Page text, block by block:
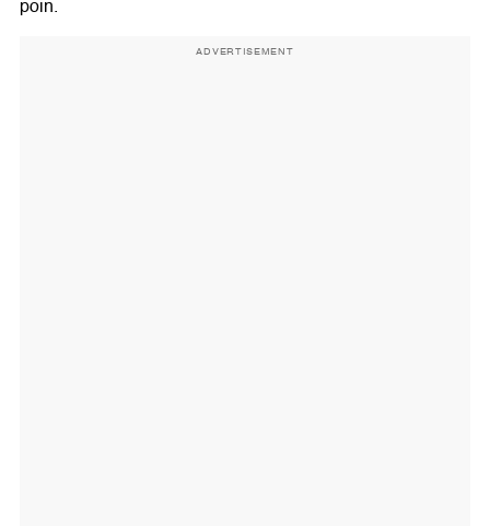
poin.
ADVERTISEMENT